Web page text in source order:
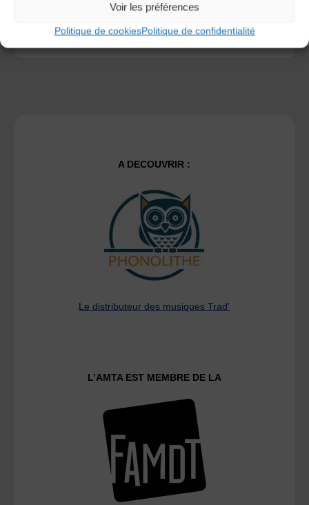
Voir les préférences
Politique de cookiesPolitique de confidentialité
savoir plus sur la façon dont les données de vos
A DECOUVRIR :
Le distributeur des musiques Trad'
L’AMTA EST MEMBRE DE LA